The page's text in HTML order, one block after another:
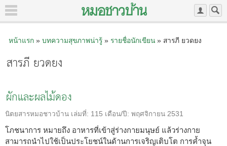
หน้าแรก» บทความสุขภาพน่ารู้» รายชื่อนักเขียน» สารภี ยวดยง
สารภี ยวดยง
ผักและผลไม้ดอง
นิตยสารหมอชาวบ้าน เล่มที่: 115 เดือน/ปี: พฤศจิกายน 2531
โภชนาการ หมายถึง อาหารที่เข้าสู่ร่างกายมนุษย์ แล้วร่างกาย
สามารถนำไปใช้เป็นประโยชน์ในด้านการเจริญเติบโต การค้ำจุน